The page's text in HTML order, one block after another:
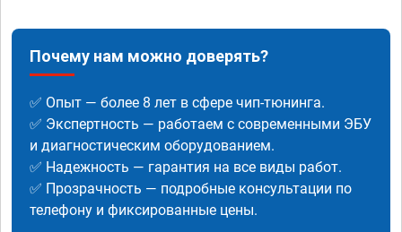
Почему нам можно доверять?
✅ Опыт — более 8 лет в сфере чип-тюнинга.
✅ Экспертность — работаем с современными ЭБУ
и диагностическим оборудованием.
✅ Надежность — гарантия на все виды работ.
✅ Прозрачность — подробные консультации по
телефону и фиксированные цены.